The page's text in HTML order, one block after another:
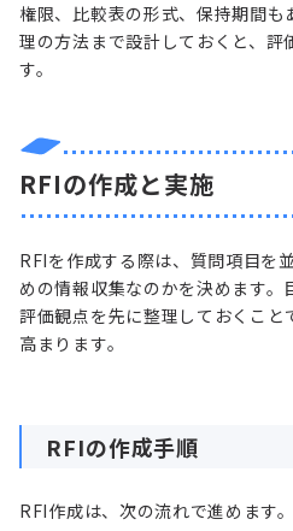
権限、比較表の形式、保持期間
理の方法まで設計しておくと、評
す。
RFIの作成と実施
RFIを作成する際は、質問項目を
めの情報収集なのかを決めます。
評価観点を先に整理しておくこ
高まります。
RFIの作成手順
RFI作成は、次の流れで進めます。